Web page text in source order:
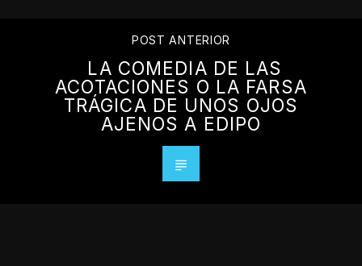
POST ANTERIOR
LA COMEDIA DE LAS
ACOTACIONES O LA FARSA
TRÁGICA DE UNOS OJOS
AJENOS A EDIPO